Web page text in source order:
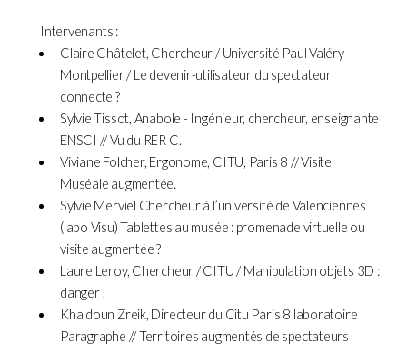
Intervenants :
Claire Châtelet, Chercheur / Université Paul Valéry
Montpellier / Le devenir-utilisateur du spectateur
connecte ?
Sylvie Tissot, Anabole - Ingénieur, chercheur, enseignante
ENSCI // Vu du RER C.
Viviane Folcher, Ergonome, CITU, Paris 8 // Visite
Muséale augmentée.
Sylvie Merviel Chercheur à l’université de Valenciennes
(labo Visu) Tablettes au musée : promenade virtuelle ou
visite augmentée ?
Laure Leroy, Chercheur / CITU / Manipulation objets 3D :
danger !
Khaldoun Zreik, Directeur du Citu Paris 8 laboratoire
Paragraphe // Territoires augmentés de spectateurs